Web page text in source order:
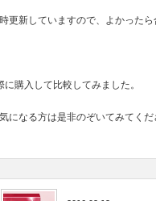
更新していますので、よかったら
に購入して比較してみました。
なる方は是非のぞいてみてくだ